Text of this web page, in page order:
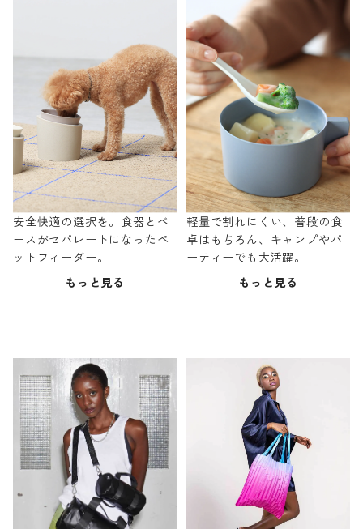
安全快適の選択を。食器とベ
ースがセパレートになったペ
ットフィーダー。
もっと見る
軽量で割れにくい、普段の食
卓はもちろん、キャンプやパ
ーティーでも大活躍。
もっと見る